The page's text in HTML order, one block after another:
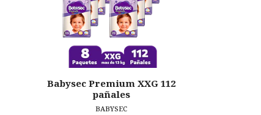
Babysec Premium XXG 112
pañales
BABYSEC